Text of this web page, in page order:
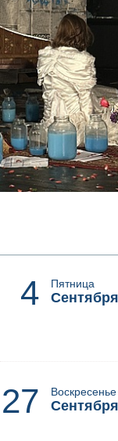
4 Пятница
Сентября
27 Воскресенье
Сентября